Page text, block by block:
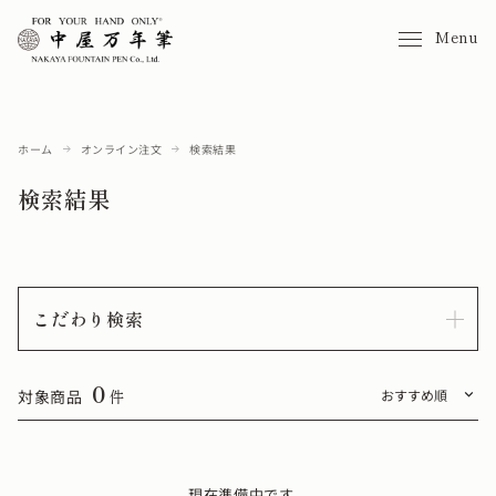
Menu
ホーム オンライン注文 検索結果
検索結果
こだわり検索
対象商品 0 件